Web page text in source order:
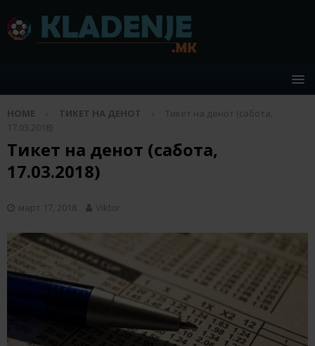
HOME ТИКЕТ НА ДЕНОТ
Тикет на денот (сабота,
17.03.2018)
Тикет на денот (сабота,
17.03.2018)
март 17, 2018 Viktor